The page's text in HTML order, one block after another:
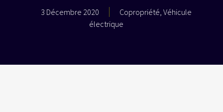
3 Décembre 2020 Copropriété,Véhicule
électrique